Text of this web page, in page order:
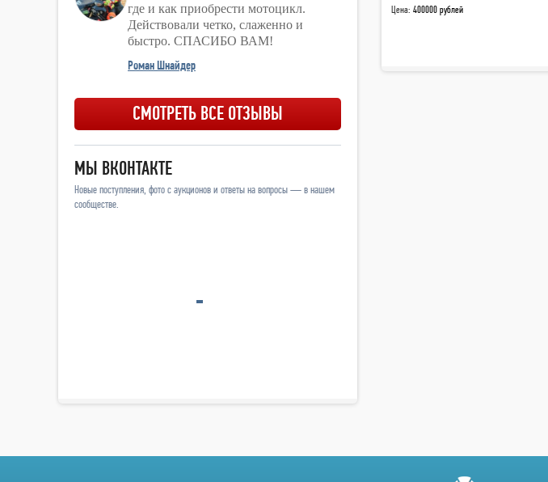
Цена: 400000 рублей
где и как приобрести мотоцикл.
Действовали четко, слаженно и
быстро. СПАСИБО ВАМ!
Роман Шнайдер
СМОТРЕТЬ ВСЕ ОТЗЫВЫ
МЫ ВКОНТАКТЕ
Новые поступления, фото с аукционов и ответы на вопросы — в нашем
сообществе.